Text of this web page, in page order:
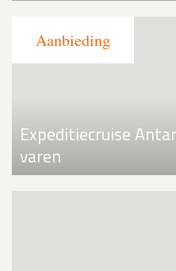
Expeditiecruise
varen